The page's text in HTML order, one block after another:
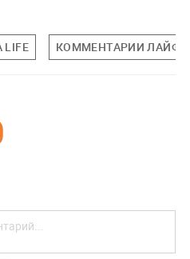
КОММЕНТАРИИ ЛАЙФУ